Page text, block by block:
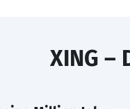
XING –